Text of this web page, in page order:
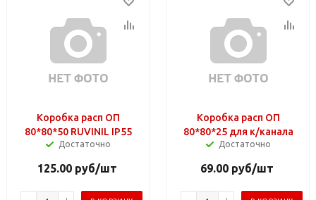
Коробка расп ОП
80*80*50 RUVINIL IP55
Достаточно
125.00руб/шт
Коробка расп ОП
80*80*25 для к/канала
Достаточно
69.00 руб/шт